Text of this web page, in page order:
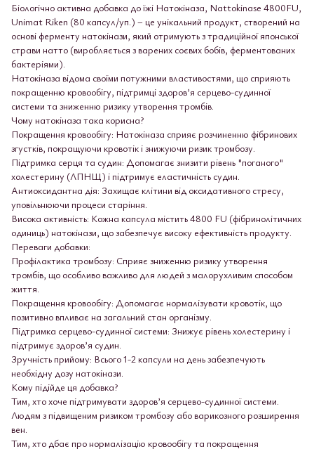
Біологічно активна добавка до їжі Натокіназа, Nattokinase 4800FU,
Unimat Riken (80 капсул/уп.) – це унікальний продукт, створений на
основі ферменту натокінази, який отримують з традиційної японської
страви натто (виробляється з варених соєвих бобів, ферментованих
бактеріями).
Натокіназа відома своїми потужними властивостями, що сприяють
покращенню кровообігу, підтримці здоров’я серцево-судинної
системи та зниженню ризику утворення тромбів.
Чому натокіназа така корисна?
Покращення кровообігу: Натокіназа сприяє розчиненню фібринових
згустків, покращуючи кровотік і знижуючи ризик тромбозу.
Підтримка серця та судин: Допомагає знизити рівень "поганого"
холестерину (ЛПНЩ) і підтримує еластичність судин.
Антиоксидантна дія: Захищає клітини від оксидативного стресу,
уповільнюючи процеси старіння.
Висока активність: Кожна капсула містить 4800 FU (фібринолітичних
одиниць) натокінази, що забезпечує високу ефективність продукту.
Переваги добавки:
Профілактика тромбозу: Сприяє зниженню ризику утворення
тромбів, що особливо важливо для людей з малорухливим способом
життя.
Покращення кровообігу: Допомагає нормалізувати кровотік, що
позитивно впливає на загальний стан організму.
Підтримка серцево-судинної системи: Знижує рівень холестерину і
підтримує здоров’я судин.
Зручність прийому: Всього 1-2 капсули на день забезпечують
необхідну дозу натокінази.
Кому підійде ця добавка?
Тим, хто хоче підтримувати здоров’я серцево-судинної системи.
Людям з підвищеним ризиком тромбозу або варикозного розширення
вен.
Тим, хто дбає про нормалізацію кровообігу та покращення